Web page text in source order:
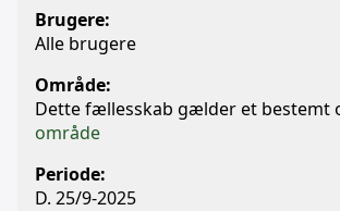
Brugere:
Alle brugere
Område:
Dette fællesskab gælder et bestemt
område
Periode:
D. 25/9-2025